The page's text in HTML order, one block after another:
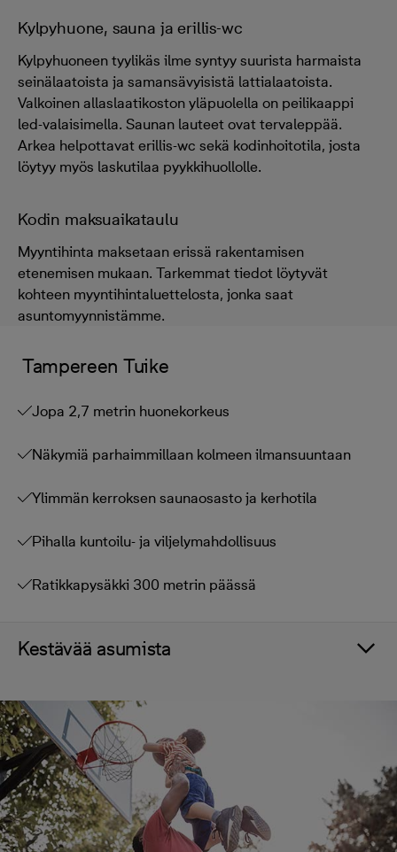
Kylpyhuone, sauna ja erillis-wc
Kylpyhuoneen tyylikäs ilme syntyy suurista harmaista
seinälaatoista ja samansävyisistä lattialaatoista.
Valkoinen allaslaatikoston yläpuolella on peilikaappi
led-valaisimella. Saunan lauteet ovat tervaleppää.
Arkea helpottavat erillis-wc sekä kodinhoitotila, josta
löytyy myös laskutilaa pyykkihuollolle.
Kodin maksuaikataulu
Myyntihinta maksetaan erissä rakentamisen
etenemisen mukaan. Tarkemmat tiedot löytyvät
kohteen myyntihintaluettelosta, jonka saat
asuntomyynnistämme.
Tampereen Tuike
Jopa 2,7 metrin huonekorkeus
Näkymiä parhaimmillaan kolmeen ilmansuuntaan
Ylimmän kerroksen saunaosasto ja kerhotila
Pihalla kuntoilu- ja viljelymahdollisuus
Ratikkapysäkki 300 metrin päässä
Kestävää asumista